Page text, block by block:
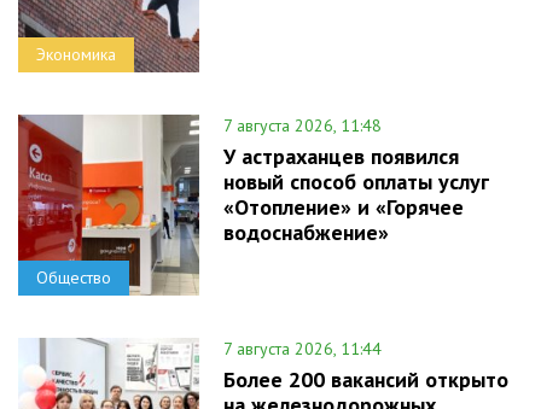
Экономика
Общество
7 августа 2026, 11:48
У астраханцев появился
новый способ оплаты услуг
«Отопление» и «Горячее
водоснабжение»
7 августа 2026, 11:44
Более 200 вакансий открыто